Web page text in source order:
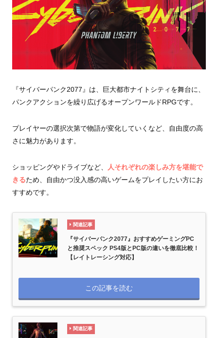
『サイバーパンク2077』は、巨大都市ナイトシティを舞台に、
パンクアクションを繰り広げるオープンワールドRPGです。
プレイヤーの選択次第で物語が変化していくなど、自由度の高
さに魅力があります。
ショッピングやドライブなど、
人それぞれの楽しみ方を堪能で
きるため、自由かつ没入感の高いゲームをプレイしたい方にお
すすめです。
関連記事
『サイバーパンク2077』おすすめゲーミングPC
と推奨スペック PS4版とPC版の違いを徹底比較！
【レイトレーシング対応】
この記事を読む
関連記事